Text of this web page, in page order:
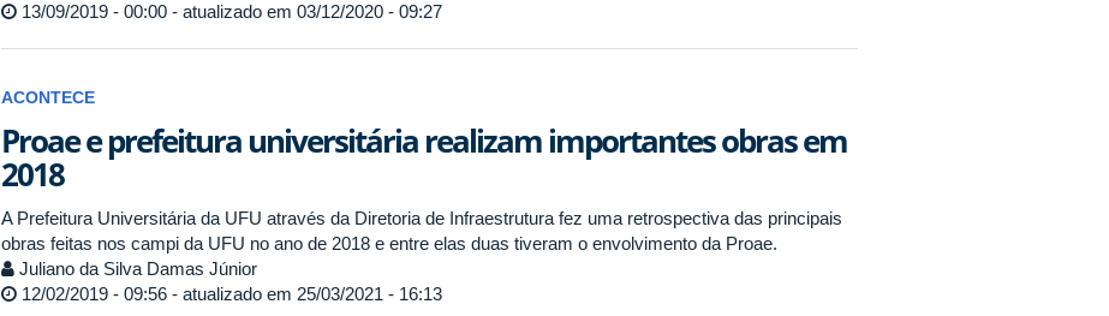
13/09/2019 - 00:00 - atualizado em 03/12/2020 - 09:27
ACONTECE
Proae e prefeitura universitária realizam importantes obras em
2018
A Prefeitura Universitária da UFU através da Diretoria de Infraestrutura fez uma retrospectiva das principais
obras feitas nos campi da UFU no ano de 2018 e entre elas duas tiveram o envolvimento da Proae.
Juliano da Silva Damas Júnior
12/02/2019 - 09:56 - atualizado em 25/03/2021 - 16:13